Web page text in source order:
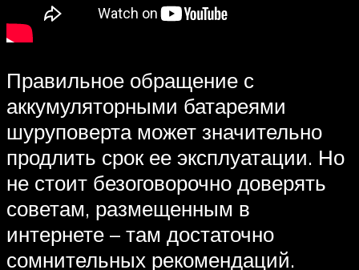
Правильное обращение с
аккумуляторными батареями
шуруповерта может значительно
продлить срок ее эксплуатации. Но
не стоит безоговорочно доверять
советам, размещенным в
интернете – там достаточно
сомнительных рекомендаций.